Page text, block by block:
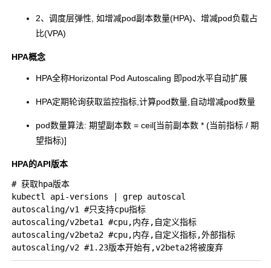
2、调度层弹性, 如增减pod副本数量(HPA)、增减pod负载占
比(VPA)
HPA概念
HPA全称Horizontal Pod Autoscaling 即pod水平自动扩展
HPA定期轮询获取监控指标,计算pod数量,自动增减pod数量
pod数量算法: 期望副本数 = ceil[当前副本数 * (当前指标 / 期
望指标)]
HPA的API版本
# 获取hpa版本
kubectl api-versions | grep autoscal
autoscaling/v1 #只支持cpu指标
autoscaling/v2beta1 #cpu,内存,自定义指标
autoscaling/v2beta2 #cpu,内存,自定义指标,外部指标